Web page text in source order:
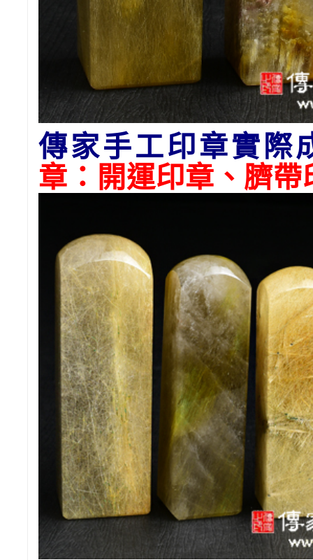
傳家手工印章實際
章：開運印章、臍帶